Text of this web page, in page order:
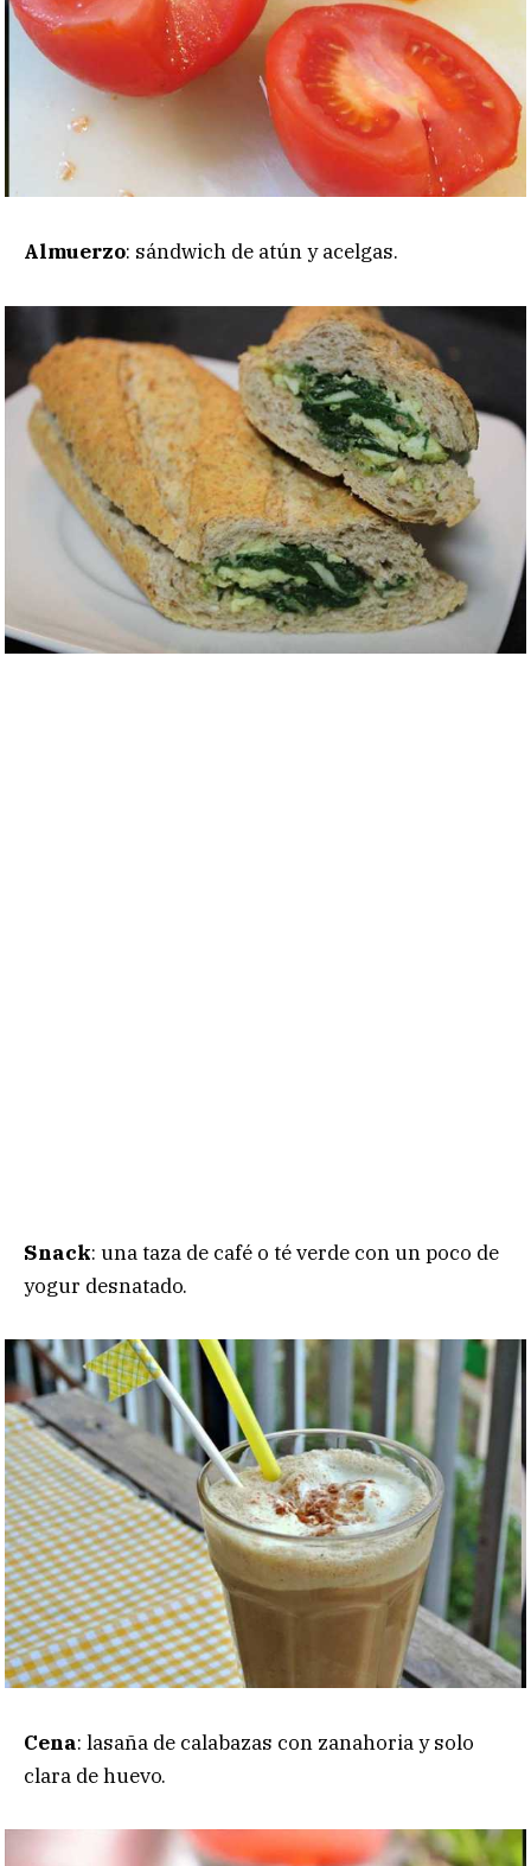
Almuerzo: sándwich de atún y acelgas.
Snack: una taza de café o té verde con un poco de
yogur desnatado.
Cena: lasaña de calabazas con zanahoria y solo
clara de huevo.